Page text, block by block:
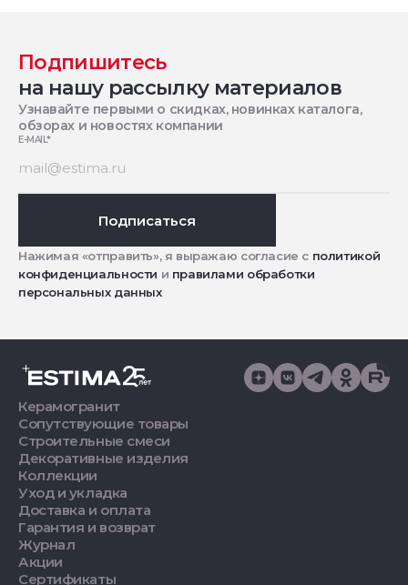
Подпишитесь
на нашу рассылку материалов
Узнавайте первыми о скидках, новинках каталога,
обзорах и новостях компании
E-MAIL*
Подписаться
Нажимая «отправить», я выражаю согласие с политикой
конфиденциальности и правилами обработки
персональных данных
Керамогранит
Сопутствующие товары
Строительные смеси
Декоративные изделия
Коллекции
Уход и укладка
Доставка и оплата
Гарантия и возврат
Журнал
Акции
Сертификаты